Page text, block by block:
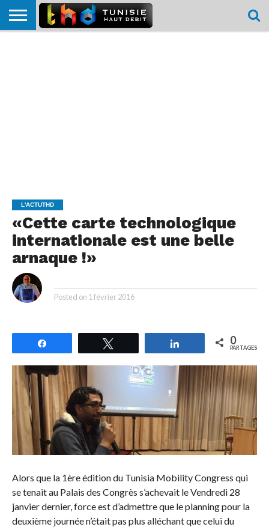
L'ACTUTHD
«Cette carte technologique
internationale est une belle
arnaque !»
Posted on 1 février 2016
Partagez 0
PARTAGES
Alors que la 1ère édition du Tunisia Mobility Congress qui
se tenait au Palais des Congrès s’achevait le Vendredi 28
janvier dernier, force est d’admettre que le planning pour la
deuxième journée n’était pas plus alléchant que celui du